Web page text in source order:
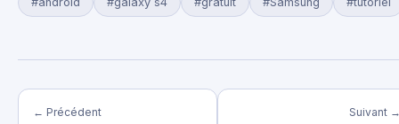
← Précédent Suivant